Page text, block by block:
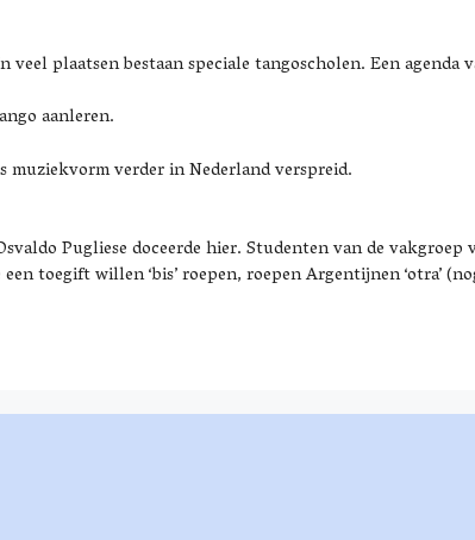
plaatsen bestaan speciale tangoscholen. Een agenda
aanleren.
verder in Nederland verspreid.
Pugliese doceerde hier. Studenten van de vakgroep
toegift willen ‘bis’ roepen, roepen Argentijnen ‘otra’